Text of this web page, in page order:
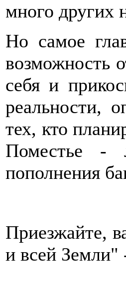
много
Но самое
возможность
себя и
реальности,
тех, кто
Поместье -
пополнения
Приезжайте,
и всей Земли"